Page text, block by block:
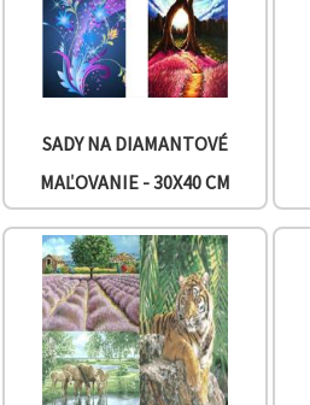
analytiku a
marketing.
súhlasiť s
všetkých
súborov
cookie
kliknutím
na "Prijať
všetky!"
Alebo
môžete
uviesť svoje
preferencie
Nastaveniach
výberom
daného
SADY NA DIAMANTOVÉ
MAĽOVANIE - 30X40 CM